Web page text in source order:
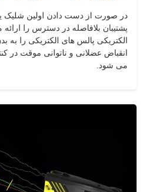
در صورت از دست دادن اولین
پشتیبان بلافاصله در دسترس را
الکتریکی پالس های الکتریکی را به
انقباض عضلانی و ناتوانی موقت در
می شود.